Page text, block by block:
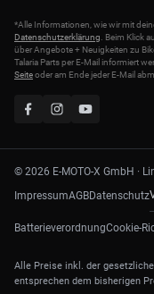
*Alle Informationen, wie wir mit
Datenschutzerklärung . Beim Klick
über Angebote + Neuigkeiten zu
Talaria Parts per E-Mail informiert
Seiteoder am Ende jeder E-Mail
© 2026 E-MOTO-X GmbH ·
ImpressumAGBDatenschutz
BatterieverordnungCookie-
Alle Preise inkl. der
entsprechen dem bisherigen